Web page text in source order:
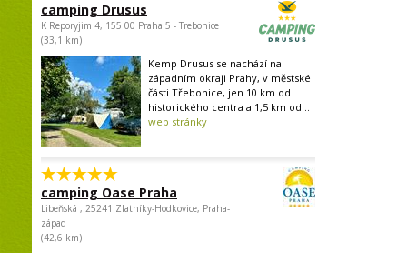
camping Drusus
K Reporyjim 4, 155 00 Praha 5 - Trebonice
(33,1 km)
Kemp Drusus se nachází na
západním okraji Prahy, v městské
části Třebonice, jen 10 km od
historického centra a 1,5 km od...
web stránky
camping Oase Praha
Libeňská , 25241 Zlatníky-Hodkovice, Praha-
západ
(42,6 km)